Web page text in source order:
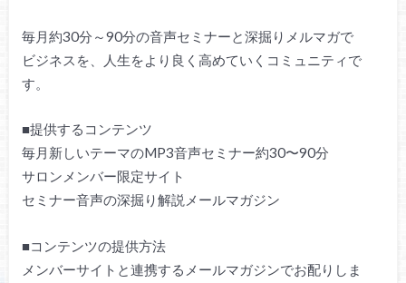
毎月約30分～90分の音声セミナーと深掘りメルマガで
ビジネスを、人生をより良く高めていくコミュニティで
す。
■提供するコンテンツ
毎月新しいテーマのMP3音声セミナー約30〜90分
サロンメンバー限定サイト
セミナー音声の深掘り解説メールマガジン
■コンテンツの提供方法
メンバーサイトと連携するメールマガジンでお配りしま